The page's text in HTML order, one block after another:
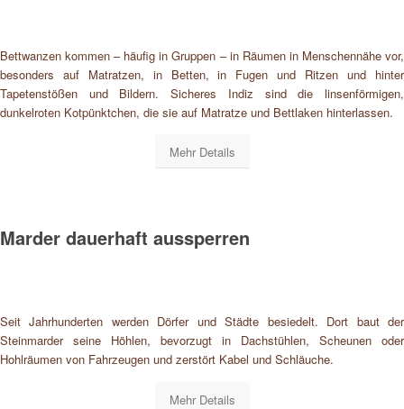
Bettwanzen kommen – häufig in Gruppen – in Räumen in Menschennähe vor,
besonders auf Matratzen, in Betten, in Fugen und Ritzen und hinter
Tapetenstößen und Bildern. Sicheres Indiz sind die linsenförmigen,
dunkelroten Kotpünktchen, die sie auf Matratze und Bettlaken hinterlassen.
Mehr Details
Marder dauerhaft aussperren
Seit Jahrhunderten werden Dörfer und Städte besiedelt. Dort baut der
Steinmarder seine Höhlen, bevorzugt in Dachstühlen, Scheunen oder
Hohlräumen von Fahrzeugen und zerstört Kabel und Schläuche.
Mehr Details